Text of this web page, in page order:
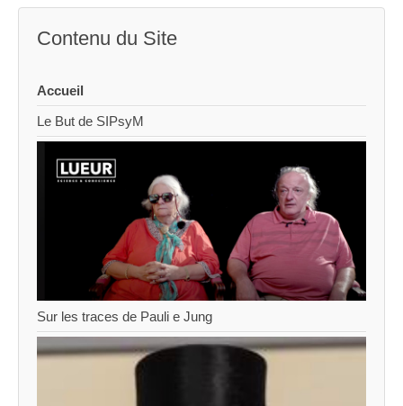
Contenu du Site
Accueil
Le But de SIPsyM
Sur les traces de Pauli e Jung